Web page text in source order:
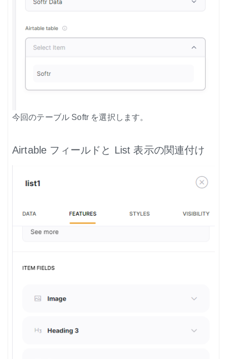
今回のテーブル Softr を選択します。
Airtable フィールドと List 表示の関連付け